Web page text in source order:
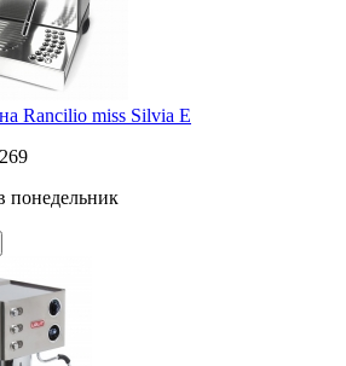
Rancilio miss Silvia E
понедельник